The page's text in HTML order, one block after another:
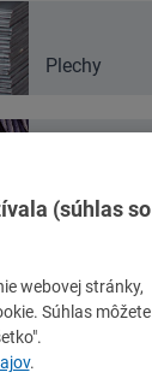
Plechy
(súhlas so
webovej stránky,
Súhlas môžete
.